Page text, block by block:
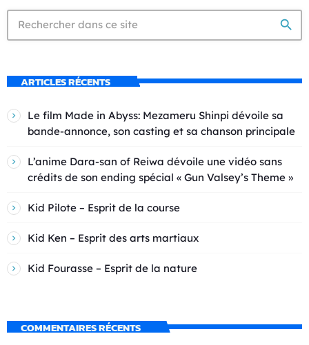
search
ARTICLES RÉCENTS
Le film Made in Abyss: Mezameru Shinpi dévoile sa
bande-annonce, son casting et sa chanson principale
L’anime Dara-san of Reiwa dévoile une vidéo sans
crédits de son ending spécial « Gun Valsey’s Theme »
Kid Pilote – Esprit de la course
Kid Ken – Esprit des arts martiaux
Kid Fourasse – Esprit de la nature
COMMENTAIRES RÉCENTS